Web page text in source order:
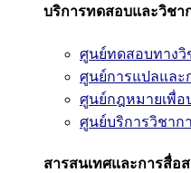
บริการทดสอบและวิชา
ศูนย์ทดสอบทางวิ
ศูนย์การแปลและ
ศูนย์กฎหมายเพื่อ
ศูนย์บริการวิชาก
สารสนเทศและการสื่อ